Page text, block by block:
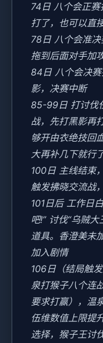
74日 八个会正
打了，也可以直
78日 八个会准决
拖到后面对手加
84日 八个会决
影，决赛中断
85-99日 打讨伐
战，先打黑影再
够开由衣绝技回
大再补几下就行了
100日 主线结束
触发拂晓交流战
101日后 工作日
吧!” 讨伐“乌贼
道具。香澄美未
加入剧情
106日（结局触
泉打猴子八个连
要求打赢），温
伍维数值上限提
选择，猴子王讨